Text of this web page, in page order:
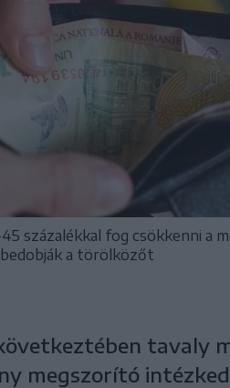
százalékkal fog csökkenni a
bedobják a törölközőt
tavaly
megszorító